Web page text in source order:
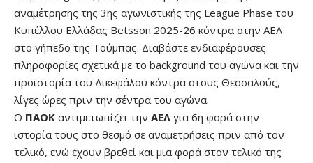
αναμέτρησης της 3ης αγωνιστικής της League Phase του
Κυπέλλου Ελλάδας Betsson 2025-26 κόντρα στην ΑΕΛ
στο γήπεδο της Τούμπας. Διαβάστε ενδιαφέρουσες
πληροφορίες σχετικά με το background του αγώνα και την
προϊστορία του Δικεφάλου κόντρα στους Θεσσαλούς,
λίγες ώρες πριν την σέντρα του αγώνα.
Ο ΠΑΟΚ αντιμετωπίζει την ΑΕΛ για 6η φορά στην
ιστορία τους στο θεσμό σε αναμετρήσεις πριν από τον
τελικό, ενώ έχουν βρεθεί και μια φορά στον τελικό της